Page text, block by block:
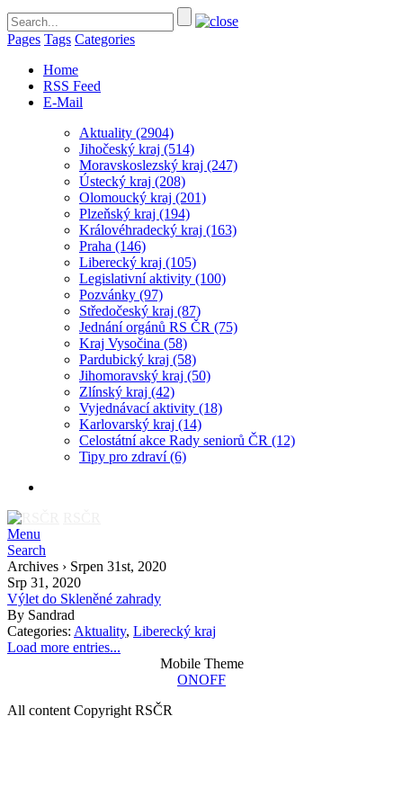
Pages Tags Categories
Home
RSS Feed
E-Mail
Aktuality (2904)
Jihočeský kraj (514)
Moravskoslezský kraj (247)
Ústecký kraj (208)
Olomoucký kraj (201)
Plzeňský kraj (194)
Královéhradecký kraj (163)
Praha (146)
Liberecký kraj (105)
Legislativní aktivity (100)
Pozvánky (97)
Středočeský kraj (87)
Jednání orgánů RS ČR (75)
Kraj Vysočina (58)
Pardubický kraj (58)
Jihomoravský kraj (50)
Zlínský kraj (42)
Vyjednávací aktivity (18)
Karlovarský kraj (14)
Celostátní akce Rady seniorů ČR (12)
Tipy pro zdraví(6)
Menu
Search
Archives › Srpen 31st, 2020
Srp 31, 2020
Výlet do Skleněné zahrady
By Sandrad
Categories: Aktuality, Liberecký kraj
Load more entries...
Mobile Theme
ONOFF
All content Copyright RSČR